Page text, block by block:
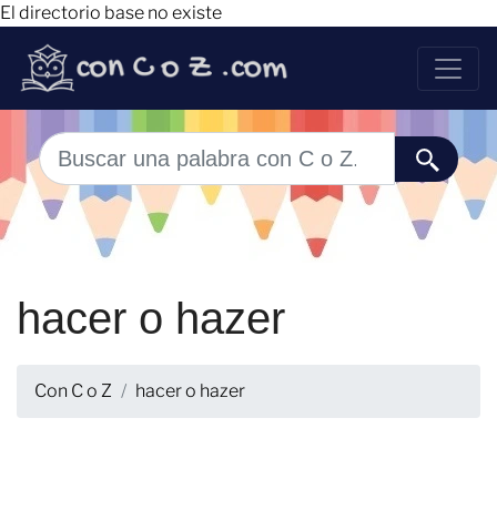
El directorio base no existe
hacer o hazer
Con C o Z hacer o hazer